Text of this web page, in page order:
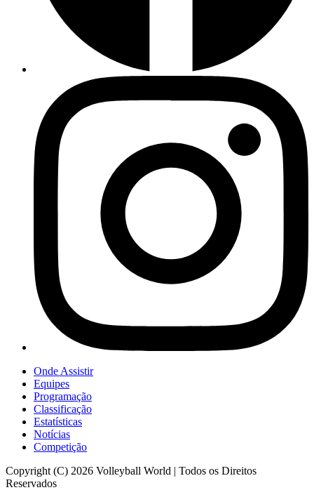
Onde Assistir
Equipes
Programação
Classificação
Estatísticas
Notícias
Competição
Copyright (C) 2026 Volleyball World | Todos os Direitos
Reservados